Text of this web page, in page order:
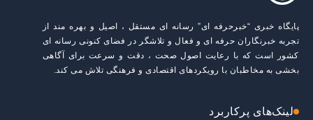
پایگاه خبری “خبرحرفه ای” رسانه ای مستقل ، اصیل و بهره مند از
تجربه خبرنگاران حرفه ای و فعال و تلاشگر در فضای کنونی رسانه ای
کشور است که با رعایت اصول صحت ، دقت و سرعت برای آگاهی
بخشی به مخاطبان با رویکردهای اقتصادی و فرهنگی تلاش می کند.
لینک‌های پرکاربرد